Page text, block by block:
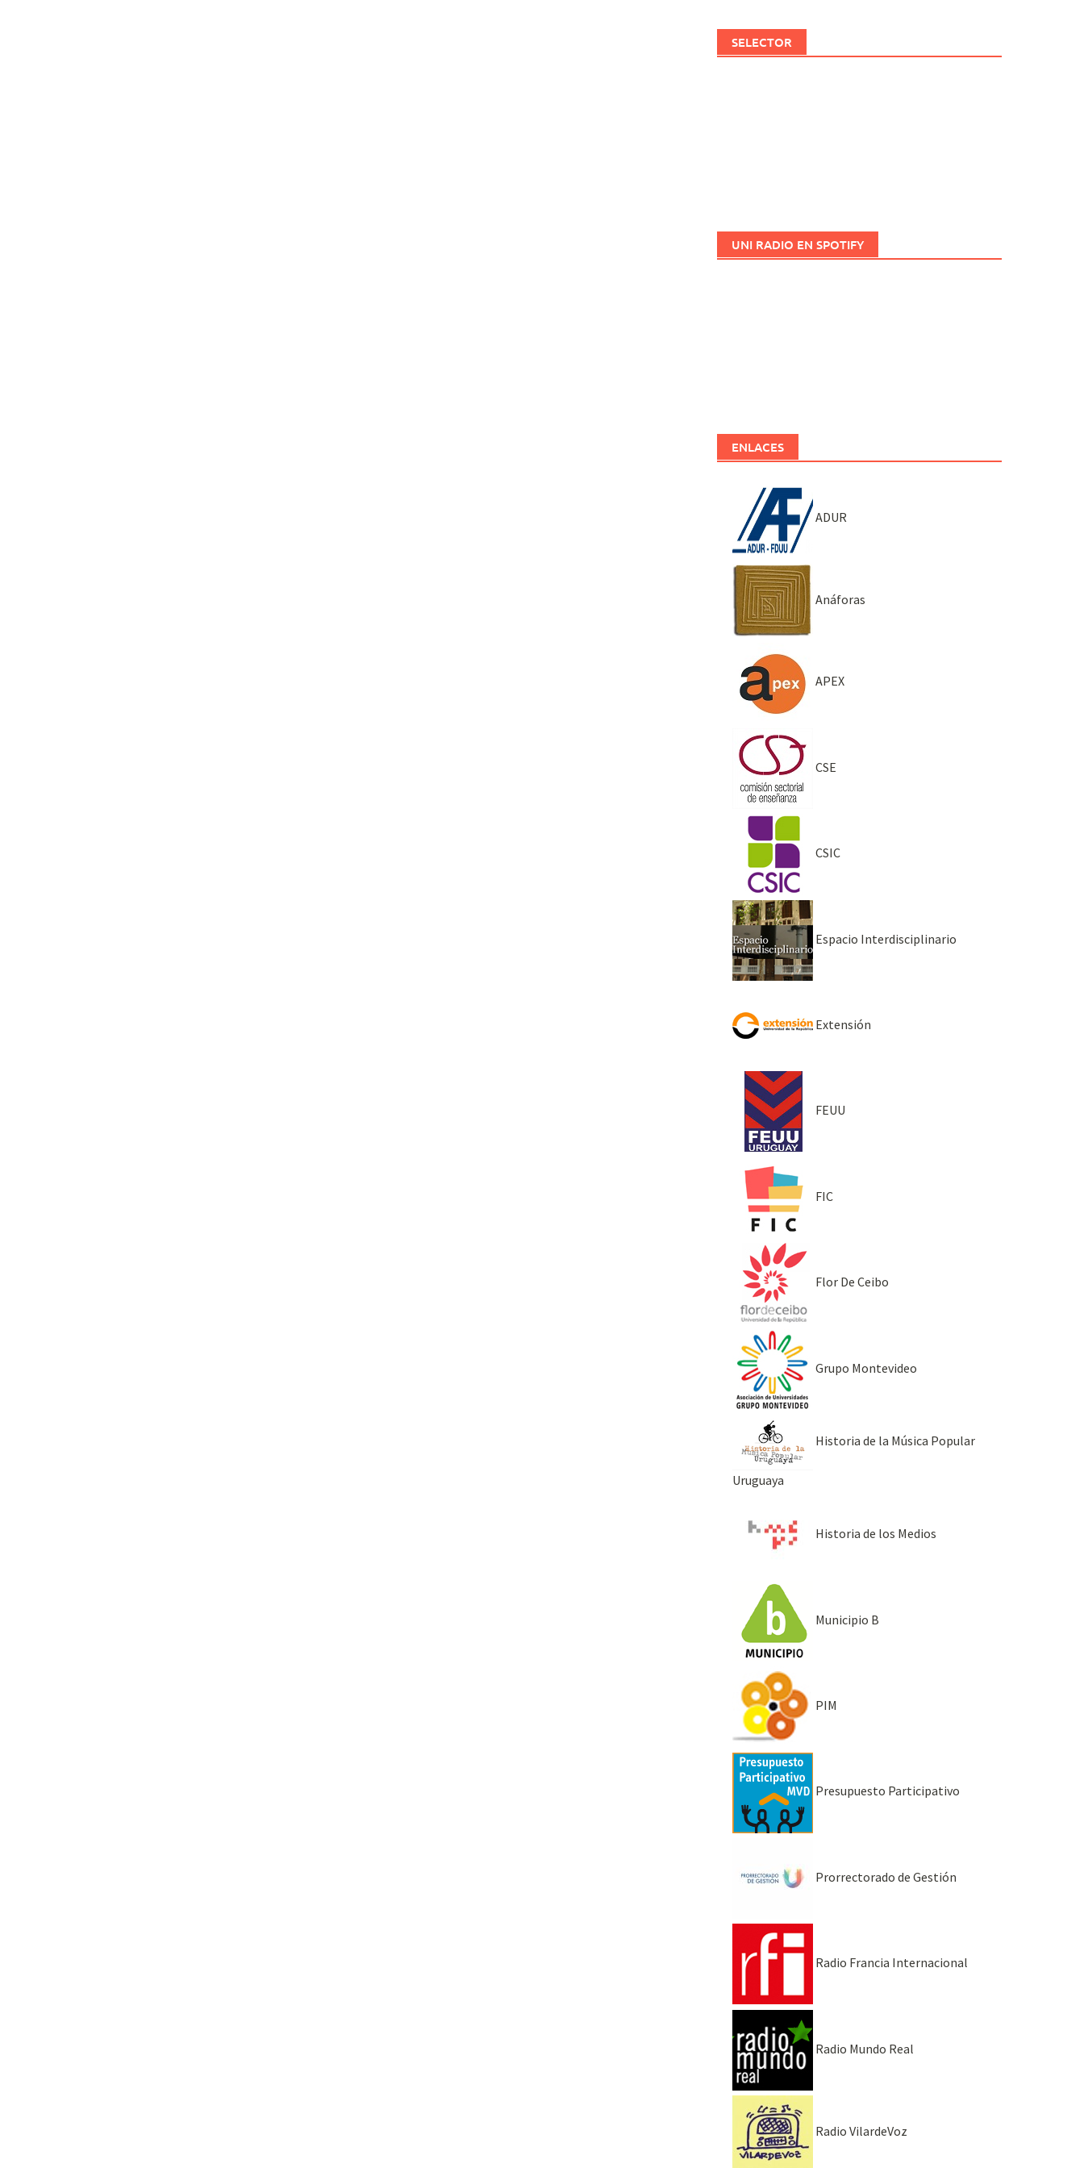
SELECTOR
UNI RADIO EN SPOTIFY
ENLACES
ADUR
Anáforas
APEX
CSE
CSIC
Espacio Interdisciplinario
Extensión
FEUU
FIC
Flor De Ceibo
Grupo Montevideo
Historia de la Música Popular
Uruguaya
Historia de los Medios
Municipio B
PIM
Presupuesto Participativo
Prorrectorado de Gestión
Radio Francia Internacional
Radio Mundo Real
Radio VilardeVoz